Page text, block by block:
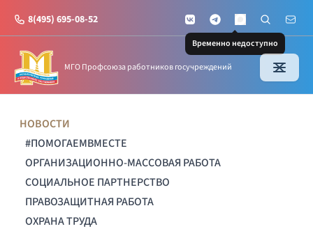
8(495) 695-08-52 VKontakteTelegramMAX
Временно недоступно
Поиск по
Почта
МГО Профсоюза работников госучреждений
НОВОСТИ
#ПОМОГАЕМВМЕСТЕ
ОРГАНИЗАЦИОННО-МАССОВАЯ РАБОТА
СОЦИАЛЬНОЕ ПАРТНЕРСТВО
ПРАВОЗАЩИТНАЯ РАБОТА
ОХРАНА ТРУДА